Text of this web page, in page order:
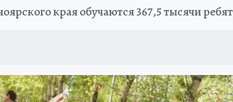
края обучаются 367,5 тысячи ребят